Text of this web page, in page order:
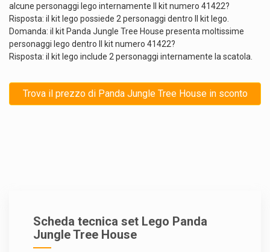
alcune personaggi lego internamente Il kit numero 41422?
Risposta: il kit lego possiede 2 personaggi dentro Il kit lego.
Domanda: il kit Panda Jungle Tree House presenta moltissime
personaggi lego dentro Il kit numero 41422?
Risposta: il kit lego include 2 personaggi internamente la scatola.
Trova il prezzo di Panda Jungle Tree House in sconto
Scheda tecnica set Lego Panda
Jungle Tree House